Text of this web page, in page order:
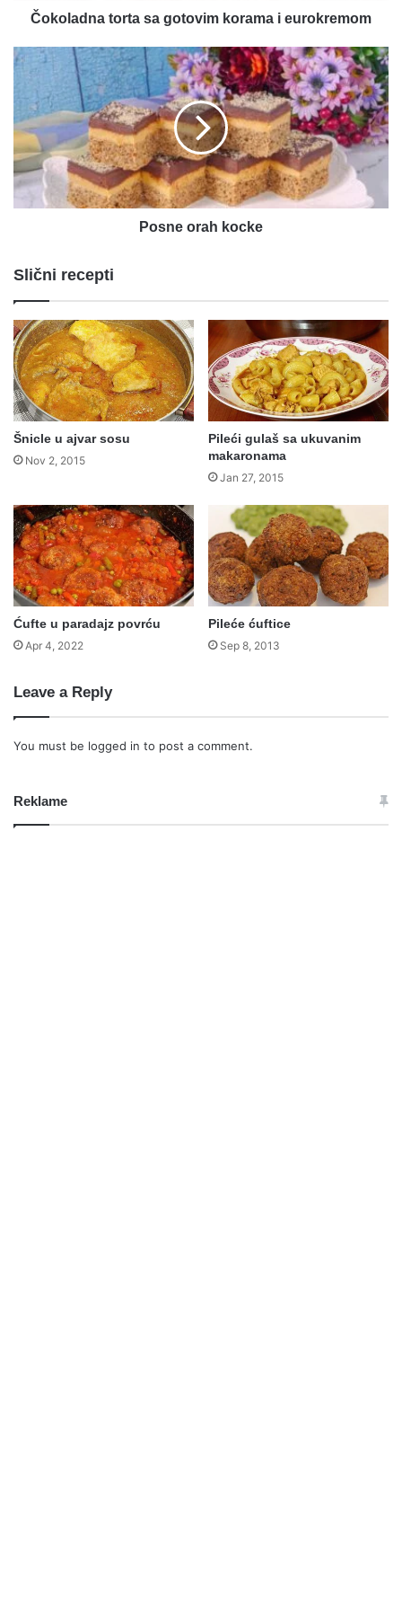
Čokoladna torta sa gotovim korama i eurokremom
Posne
orah
Posne orah kocke
Slični recepti
Šnicle u ajvar sosu
Nov 2, 2015
Pileći gulaš sa ukuvanim
makaronama
Jan 27, 2015
Ćufte u paradajz povrću
Apr 4, 2022
Pileće ćuftice
Sep 8, 2013
Leave a Reply
You must be logged in to post a comment.
Reklame